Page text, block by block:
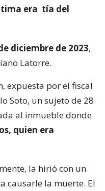
era tía del
diciembre de 2023,
Latorre.
expuesta por el fiscal
Soto, un sujeto de 28
al inmueble donde
quien era
la hirió con un
causarle la muerte. El